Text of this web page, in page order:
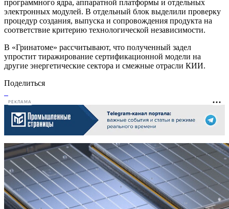
программного ядра, аппаратной платформы и отдельных
электронных модулей. В отдельный блок выделили проверку
процедур создания, выпуска и сопровождения продукта на
соответствие критерию технологической независимости.
В «Гринатоме» рассчитывают, что полученный задел
упростит тиражирование сертификационной модели на
другие энергетические сектора и смежные отрасли КИИ.
Поделиться
РЕКЛАМА